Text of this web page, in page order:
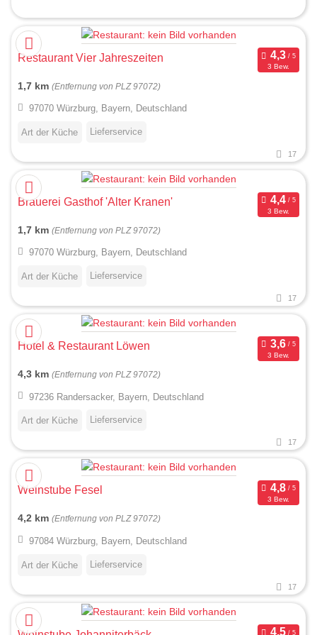
Restaurant Vier Jahreszeiten
3 Bew.
1,7 km (Entfernung von PLZ 97072)
97070 Würzburg, Bayern, Deutschland
Art der Küche Lieferservice
17
Brauerei Gasthof 'Alter Kranen'
3 Bew.
1,7 km (Entfernung von PLZ 97072)
97070 Würzburg, Bayern, Deutschland
Art der Küche Lieferservice
17
Hotel & Restaurant Löwen
3 Bew.
4,3 km (Entfernung von PLZ 97072)
97236 Randersacker, Bayern, Deutschland
Art der Küche Lieferservice
17
Weinstube Fesel
3 Bew.
4,2 km (Entfernung von PLZ 97072)
97084 Würzburg, Bayern, Deutschland
Art der Küche Lieferservice
17